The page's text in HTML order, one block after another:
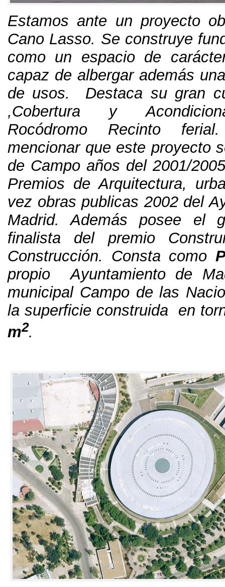
Estamos ante un proyecto
Cano Lasso. Se construye
como un espacio de
capaz de albergar además
de usos.
Destaca su gran
,Cobertura y
Rocódromo Recinto ferial
mencionar que este proyecto
de Campo años del2001/
Premios de Arquitectura,
vez obras publicas 2002 del
Madrid.Además posee el
finalista del premio
Construcción. Consta como
propio Ayuntamiento de
municipal Campo de las
la superficie construida en
m2.